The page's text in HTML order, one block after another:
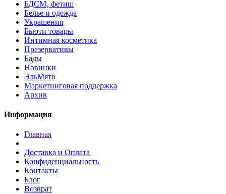
БДСМ‚ фетиш
Белье и одежда
Украшения
Бьюти товары
Интимная косметика
Презервативы
Бады
Новинки
ЭльМято
Маркетинговая поддержка
Архив
Информация
Главная
Доставка и Оплата
Конфиденциальность
Контакты
Блог
Возврат